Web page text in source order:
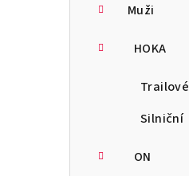
Muži
HOKA
Trailové
Silniční
ON